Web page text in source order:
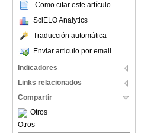
Como citar este artículo
SciELO Analytics
Traducción automática
Enviar articulo por email
Indicadores
Links relacionados
Compartir
Otros
Otros